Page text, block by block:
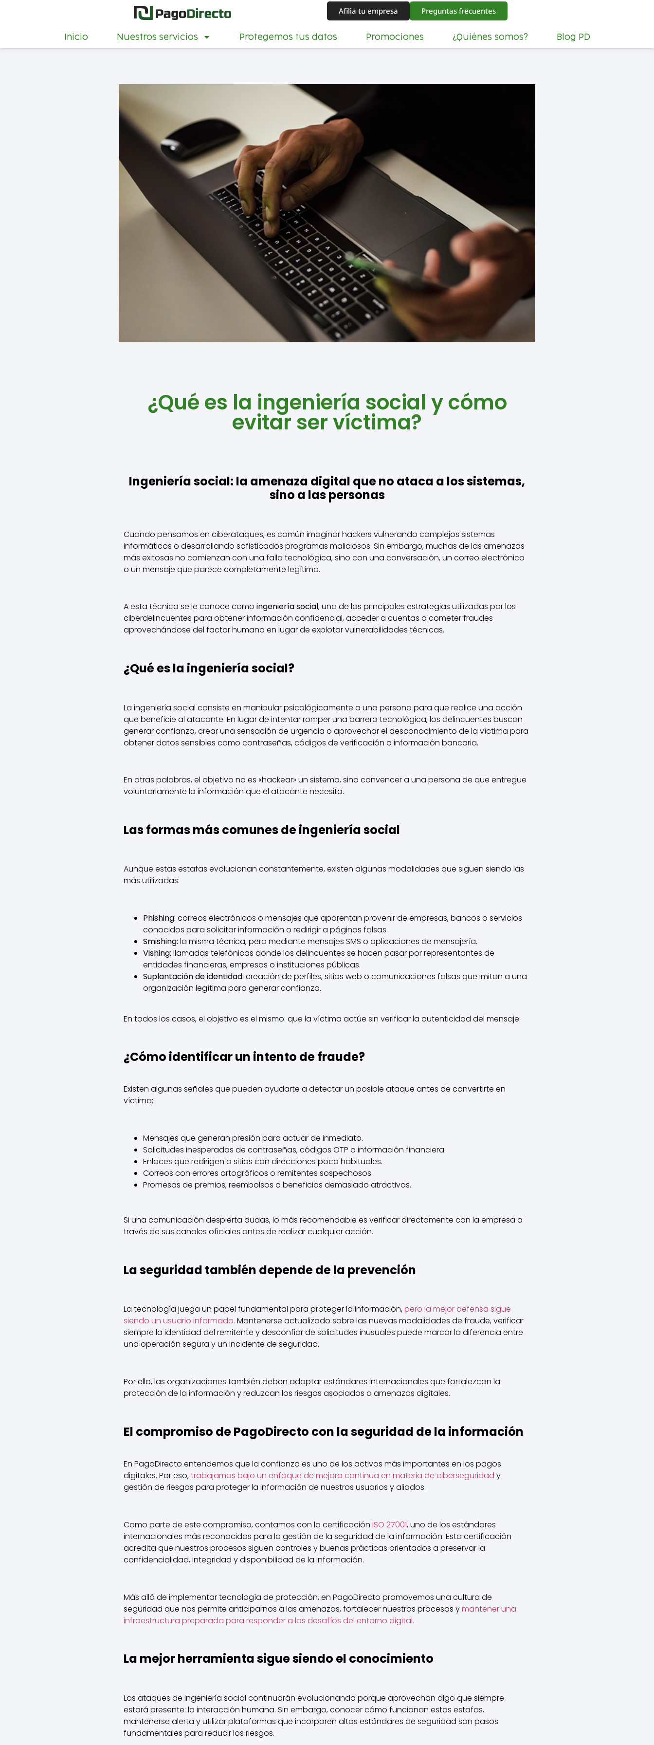
Afilia tu empresa Preguntas frecuentes
Inicio Nuestros servicios Protegemos tus datos Promociones ¿Quiénes somos? Blog PD
¿Qué es la ingeniería social y cómo
evitar ser víctima?
Ingeniería social: la amenaza digital que no ataca a los sistemas,
sino a las personas
Cuando pensamos en ciberataques, es común imaginar hackers vulnerando complejos sistemas
informáticos o desarrollando sofisticados programas maliciosos. Sin embargo, muchas de las amenazas
más exitosas no comienzan con una falla tecnológica, sino con una conversación, un correo electrónico
o un mensaje que parece completamente legítimo.
A esta técnica se le conoce como ingeniería social, una de las principales estrategias utilizadas por los
ciberdelincuentes para obtener información confidencial, acceder a cuentas o cometer fraudes
aprovechándose del factor humano en lugar de explotar vulnerabilidades técnicas.
¿Qué es la ingeniería social?
La ingeniería social consiste en manipular psicológicamente a una persona para que realice una acción
que beneficie al atacante. En lugar de intentar romper una barrera tecnológica, los delincuentes buscan
generar confianza, crear una sensación de urgencia o aprovechar el desconocimiento de la víctima para
obtener datos sensibles como contraseñas, códigos de verificación o información bancaria.
En otras palabras, el objetivo no es «hackear» un sistema, sino convencer a una persona de que entregue
voluntariamente la información que el atacante necesita.
Las formas más comunes de ingeniería social
Aunque estas estafas evolucionan constantemente, existen algunas modalidades que siguen siendo las
más utilizadas:
Phishing: correos electrónicos o mensajes que aparentan provenir de empresas, bancos o servicios
conocidos para solicitar información o redirigir a páginas falsas.
Smishing: la misma técnica, pero mediante mensajes SMS o aplicaciones de mensajería.
Vishing: llamadas telefónicas donde los delincuentes se hacen pasar por representantes de
entidades financieras, empresas o instituciones públicas.
Suplantación de identidad: creación de perfiles, sitios web o comunicaciones falsas que imitan a una
organización legítima para generar confianza.
En todos los casos, el objetivo es el mismo: que la víctima actúe sin verificar la autenticidad del mensaje.
¿Cómo identificar un intento de fraude?
Existen algunas señales que pueden ayudarte a detectar un posible ataque antes de convertirte en
víctima:
Mensajes que generan presión para actuar de inmediato.
Solicitudes inesperadas de contraseñas, códigos OTP o información financiera.
Enlaces que redirigen a sitios con direcciones poco habituales.
Correos con errores ortográficos o remitentes sospechosos.
Promesas de premios, reembolsos o beneficios demasiado atractivos.
Si una comunicación despierta dudas, lo más recomendable es verificar directamente con la empresa a
través de sus canales oficiales antes de realizar cualquier acción.
La seguridad también depende de la prevención
La tecnología juega un papel fundamental para proteger la información,pero la mejor defensa sigue
siendo un usuario informado. Mantenerse actualizado sobre las nuevas modalidades de fraude, verificar
siempre la identidad del remitente y desconfiar de solicitudes inusuales puede marcar la diferencia entre
una operación segura y un incidente de seguridad.
Por ello, las organizaciones también deben adoptar estándares internacionales que fortalezcan la
protección de la información y reduzcan los riesgos asociados a amenazas digitales.
El compromiso de PagoDirecto con la seguridad de la información
En PagoDirecto entendemos que la confianza es uno de los activos más importantes en los pagos
digitales. Por eso,trabajamos bajo un enfoque de mejora continua en materia de ciberseguridad y
gestión de riesgos para proteger la información de nuestros usuarios y aliados.
Como parte de este compromiso, contamos con la certificación ISO 27001, uno de los estándares
internacionales más reconocidos para la gestión de la seguridad de la información. Esta certificación
acredita que nuestros procesos siguen controles y buenas prácticas orientados a preservar la
confidencialidad, integridad y disponibilidad de la información.
Más allá de implementar tecnología de protección, en PagoDirecto promovemos una cultura de
seguridad que nos permite anticiparnos a las amenazas, fortalecer nuestros procesos ymantener una
infraestructura preparada para responder a los desafíos del entorno digital.
La mejor herramienta sigue siendo el conocimiento
Los ataques de ingeniería social continuarán evolucionando porque aprovechan algo que siempre
estará presente: la interacción humana. Sin embargo, conocer cómo funcionan estas estafas,
mantenerse alerta y utilizar plataformas que incorporen altos estándares de seguridad son pasos
fundamentales para reducir los riesgos.